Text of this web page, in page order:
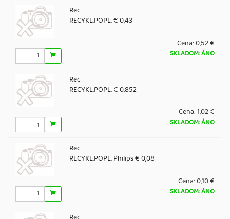
Rec
RECYKL.POPL. € 0,43
Cena:0,52 €
SKLADOM: ÁNO
Rec
RECYKL.POPL. € 0,852
Cena:1,02 €
SKLADOM: ÁNO
Rec
RECYKL.POPL. Philips € 0,08
Cena:0,10 €
SKLADOM: ÁNO